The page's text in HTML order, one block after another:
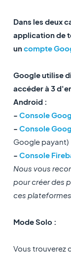
Dans les deux
application de
uncompte
Google utilise
accéder à 3
Android :
- Console
- Console
Google payant)
- Console
Nous vous
pour créer des
ces plateformes.
Mode Solo :
Vous trouverez